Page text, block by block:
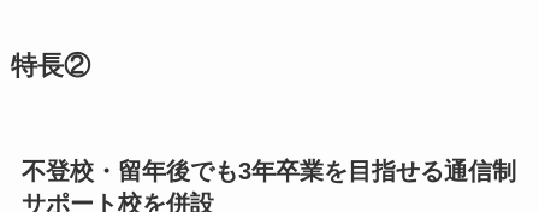
特長②
不登校・留年後でも3年卒業を目指せる通信制
サポート校を併設